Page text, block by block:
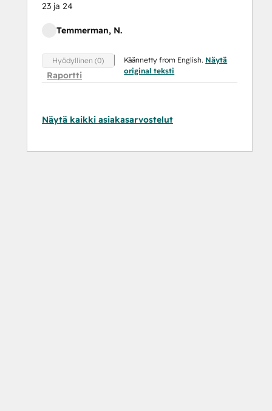
23 ja 24
Temmerman, N.
Hyödyllinen (0)
Raportti
Käännetty from English. Näytä
original teksti
Näytä kaikki asiakasarvostelut